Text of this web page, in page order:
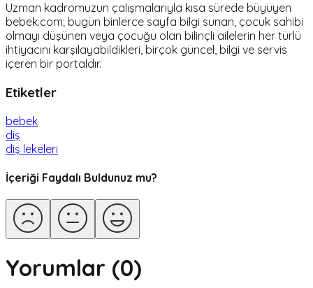
Uzman kadromuzun çalışmalarıyla kısa sürede büyüyen
bebek.com; bugün binlerce sayfa bilgi sunan, çocuk sahibi
olmayı düşünen veya çocuğu olan bilinçli ailelerin her türlü
ihtiyacını karşılayabildikleri, birçok güncel, bilgi ve servis
içeren bir portaldır.
Etiketler
bebek
diş
diş lekeleri
İçeriği Faydalı Buldunuz mu?
Yorumlar (0)